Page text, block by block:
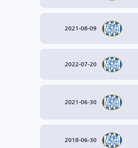
2021-08-09
2022-07-20
2021-06-30
2018-06-30